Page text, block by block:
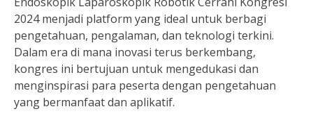
2024 menjadi platform yang ideal untuk berbagi
pengetahuan, pengalaman, dan teknologi terkini.
Dalam era di mana inovasi terus berkembang,
kongres ini bertujuan untuk mengedukasi dan
menginspirasi para peserta dengan pengetahuan
yang bermanfaat dan aplikatif.